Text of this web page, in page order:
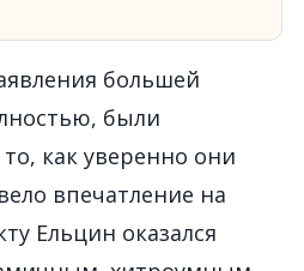
большей
были
как уверенно они
впечатление на
Ельцин оказался